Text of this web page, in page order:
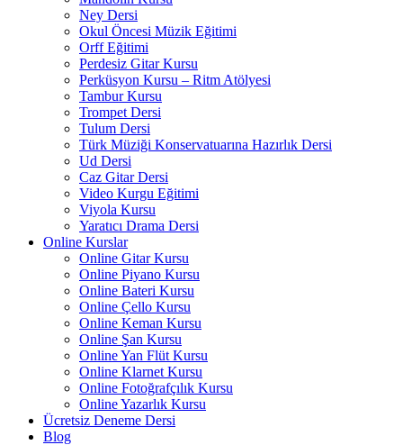
Ney Dersi
Okul Öncesi Müzik Eğitimi
Orff Eğitimi
Perdesiz Gitar Kursu
Perküsyon Kursu – Ritm Atölyesi
Tambur Kursu
Trompet Dersi
Tulum Dersi
Türk Müziği Konservatuarına Hazırlık Dersi
Ud Dersi
Caz Gitar Dersi
Video Kurgu Eğitimi
Viyola Kursu
Yaratıcı Drama Dersi
Online Kurslar
Online Gitar Kursu
Online Piyano Kursu
Online Bateri Kursu
Online Çello Kursu
Online Keman Kursu
Online Şan Kursu
Online Yan Flüt Kursu
Online Klarnet Kursu
Online Fotoğrafçılık Kursu
Online Yazarlık Kursu
Ücretsiz Deneme Dersi
Blog